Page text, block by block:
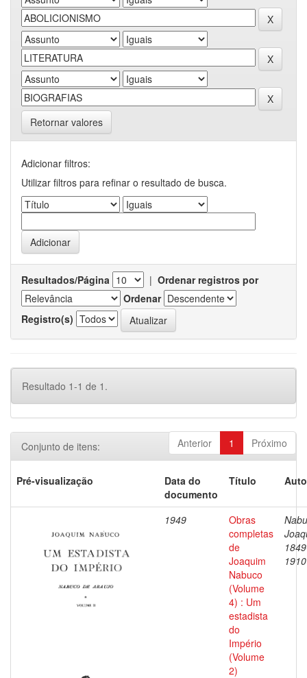
Retornar valores
Adicionar filtros:
Utilizar filtros para refinar o resultado de busca.
Resultados/Página | Ordenar registros por
Ordenar
Registro(s)
Resultado 1-1 de 1.
Anterior 1 Próximo
Conjunto de itens:
Pré-visualização
Data do
documento
Título
1949
Obras
completas
de
Joaquim
Nabuco
(Volume
4) : Um
estadista
do
Império
(Volume
2)
1910